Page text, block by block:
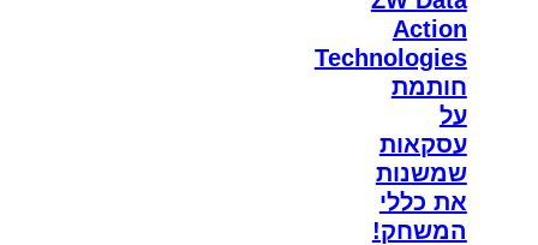
Action
Technologies
חותמת
על
עסקאות
שמשנות
את כללי
המשחק!